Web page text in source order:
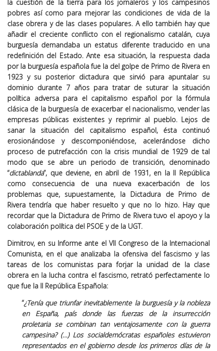
la cuestión de la tierra para los jornaleros y los campesinos
pobres así como para mejorar las condiciones de vida de la
clase obrera y de las clases populares. A ello también hay que
añadir el creciente conflicto con el regionalismo catalán, cuya
burguesía demandaba un estatus diferente traducido en una
redefinición del Estado. Ante esa situación, la respuesta dada
por la burguesía española fue la del golpe de Primo de Rivera en
1923 y su posterior dictadura que sirvió para apuntalar su
dominio durante 7 años para tratar de suturar la situación
política adversa para el capitalismo español por la fórmula
clásica de la burguesía de exacerbar el nacionalismo, vender las
empresas públicas existentes y reprimir al pueblo. Lejos de
sanar la situación del capitalismo español, ésta continuó
erosionándose y descomponiéndose, acelerándose dicho
proceso de putrefacción con la crisis mundial de 1929 de tal
modo que se abre un periodo de transición, denominado
“dictablanda”, que deviene, en abril de 1931, en la II República
como consecuencia de una nueva exacerbación de los
problemas que, supuestamente, la Dictadura de Primo de
Rivera tendría que haber resuelto y que no lo hizo. Hay que
recordar que la Dictadura de Primo de Rivera tuvo el apoyo y la
colaboración política del PSOE y de la UGT.
Dimitrov, en su Informe ante el VII Congreso de la Internacional
Comunista, en el que analizaba la ofensiva del fascismo y las
tareas de los comunistas para forjar la unidad de la clase
obrera en la lucha contra el fascismo, retrató perfectamente lo
que fue la II República Española:
“¿Tenía que triunfar inevitablemente la burguesía y la nobleza
en España, país donde las fuerzas de la insurrección
proletaria se combinan tan ventajosamente con la guerra
campesina? (…) Los socialdemócratas españoles estuvieron
representados en el gobierno desde los primeros días de la